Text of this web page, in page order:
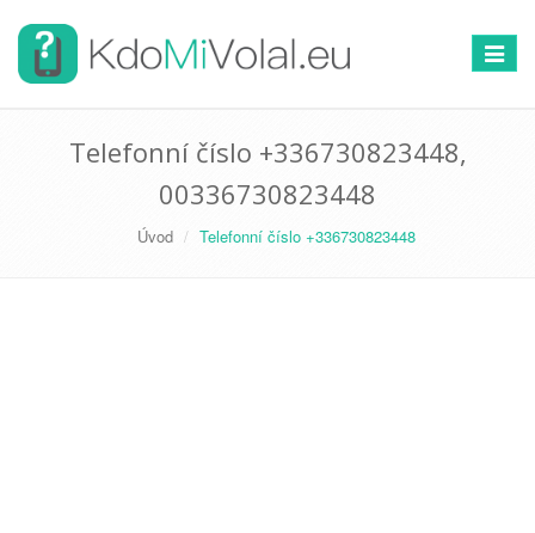
Telefonní číslo +336730823448,
00336730823448
Úvod Telefonní číslo +336730823448